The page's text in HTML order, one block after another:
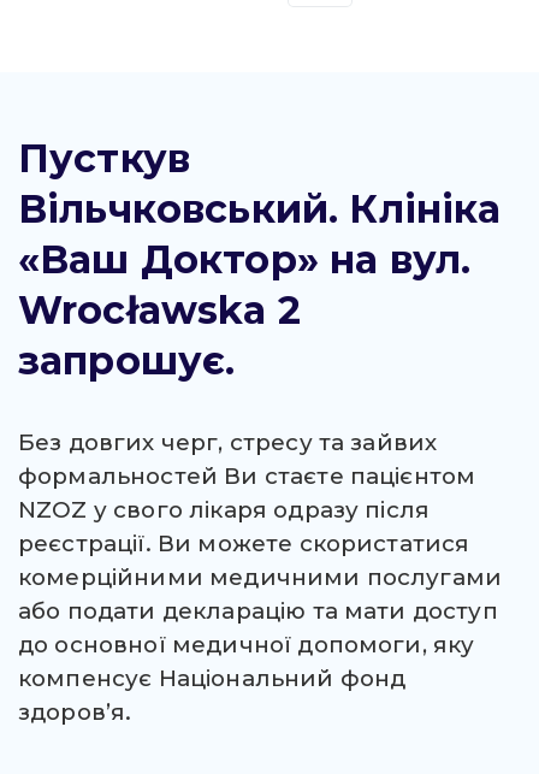
Пусткув
Вільчковський. Клініка
«Ваш Доктор» на вул.
Wrocławska 2
запрошує.
Без довгих черг, стресу та зайвих
формальностей Ви стаєте пацієнтом
NZOZ у свого лікаря одразу після
реєстрації. Ви можете скористатися
комерційними медичними послугами
або подати декларацію та мати доступ
до основної медичної допомоги, яку
компенсує Національний фонд
здоров’я.